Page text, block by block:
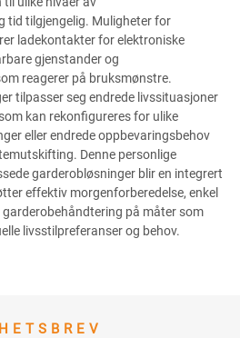
tid tilgjengelig. Muligheter for
ladekontakter for elektroniske
gjenstander og
reagerer på bruksmønstre.
tilpasser seg endrede livssituasjoner
kan rekonfigureres for ulike
eller endrede oppbevaringsbehov
Denne personlige
garderobløsninger blir en integrert
effektiv morgenforberedelse, enkel
på måter som
livsstilpreferanser og behov.